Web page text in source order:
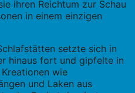
ihren Reichtum zur Schau
in einem einzigen
setzte sich in
hinaus fort und gipfelte in
wie
und Laken aus